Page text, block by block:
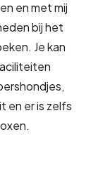
en met mij
bij het
Je kan
en er is zelfs